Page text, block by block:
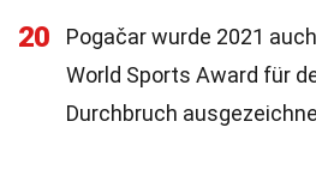
20
Pogačar wurde 2021
World Sports Award für
Durchbruch